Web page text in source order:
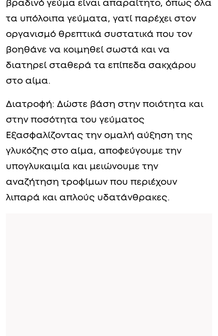
βραδινό γεύμα είναι απαραίτητο, όπως όλα
τα υπόλοιπα γεύματα, γατί παρέχει στον
οργανισμό θρεπτικά συστατικά που τον
βοηθάνε να κοιμηθεί σωστά και να
διατηρεί σταθερά τα επίπεδα σακχάρου
στο αίμα.
Διατροφή: Δώστε βάση στην ποιότητα και
στην ποσότητα του γεύματος
Εξασφαλίζοντας την ομαλή αύξηση της
γλυκόζης στο αίμα, αποφεύγουμε την
υπογλυκαιμία και μειώνουμε την
αναζήτηση τροφίμων που περιέχουν
λιπαρά και απλούς υδατάνθρακες.